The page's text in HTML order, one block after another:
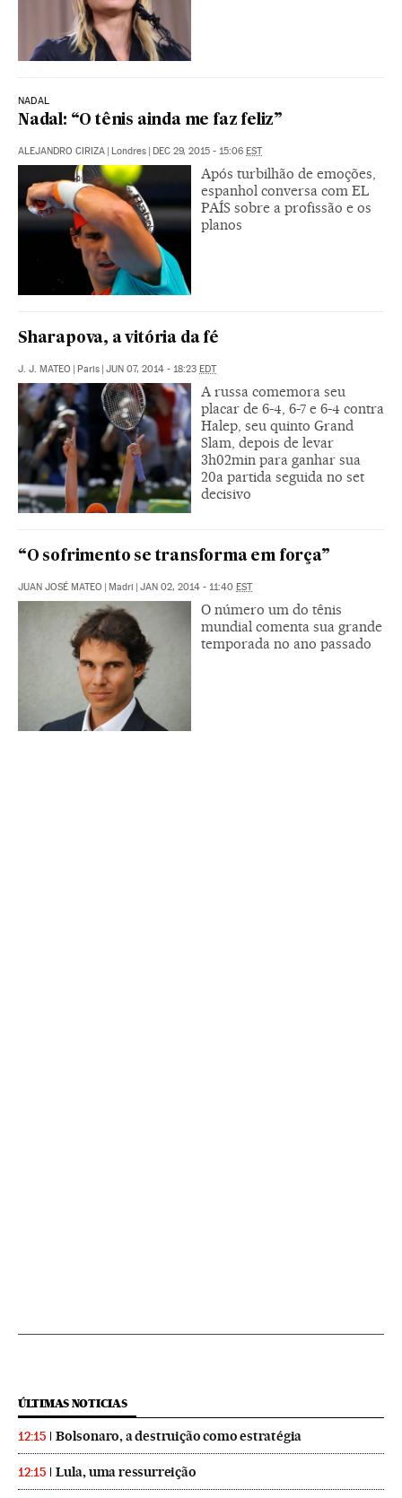
NADAL
Nadal: “O tênis ainda me faz feliz”
ALEJANDRO CIRIZA | Londres | DEC 29, 2015 - 15:06 EST
Após turbilhão de emoções,
espanhol conversa com EL
PAÍS sobre a profissão e os
planos
Sharapova, a vitória da fé
J. J. MATEO | Paris | JUN 07, 2014 - 18:23 EDT
A russa comemora seu
placar de 6-4, 6-7 e 6-4 contra
Halep, seu quinto Grand
Slam, depois de levar
3h02min para ganhar sua
20a partida seguida no set
decisivo
“O sofrimento se transforma em força”
JUAN JOSÉ MATEO | Madri | JAN 02, 2014 - 11:40 EST
O número um do tênis
mundial comenta sua grande
temporada no ano passado
ÚLTIMAS NOTICIAS
12:15 Bolsonaro, a destruição como estratégia
12:15 Lula, uma ressurreição